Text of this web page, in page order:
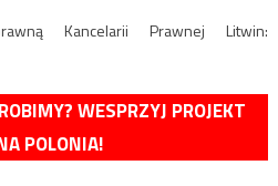
Kancelarii Prawnej Litwin:
WESPRZYJ PROJEKT
POLONIA!